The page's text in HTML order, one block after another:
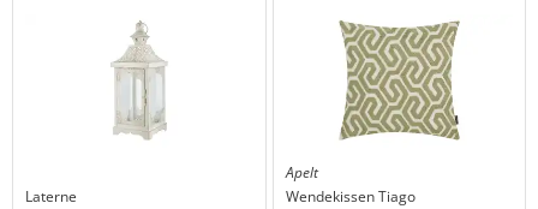
Laterne
Apelt
WendekissenTiago